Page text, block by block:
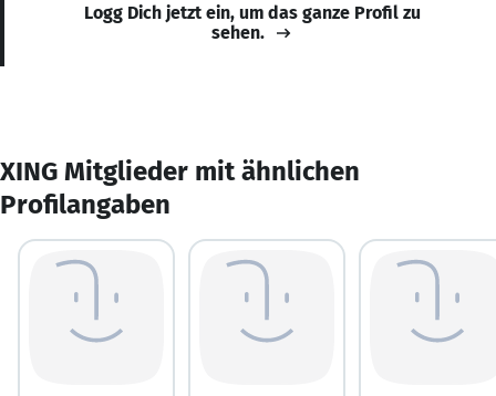
Logg Dich jetzt ein, um das ganze Profil zu
sehen.
XING Mitglieder mit ähnlichen
Profilangaben